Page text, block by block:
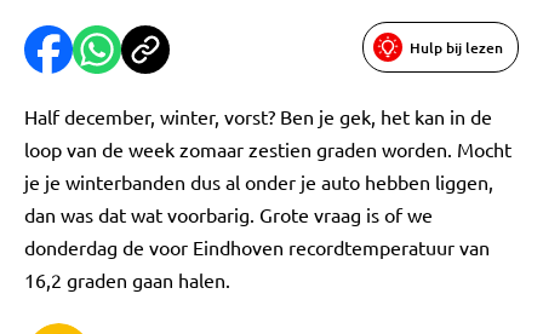
Hulp bij lezen
Half december, winter, vorst? Ben je gek, het kan in de
loop van de week zomaar zestien graden worden. Mocht
je je winterbanden dus al onder je auto hebben liggen,
dan was dat wat voorbarig. Grote vraag is of we
donderdag de voor Eindhoven recordtemperatuur van
16,2 graden gaan halen.